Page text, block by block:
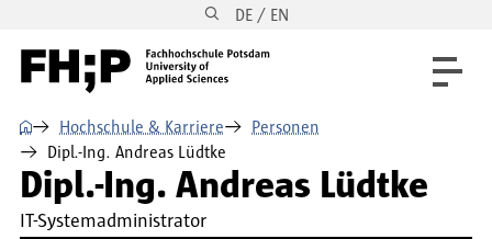
Direkt zur Hauptnavigation DE / EN
⌂ Hochschule & Karriere
Personen
Dipl.-Ing. Andreas Lüdtke
Dipl.-Ing. Andreas Lüdtke
IT-Systemadministrator